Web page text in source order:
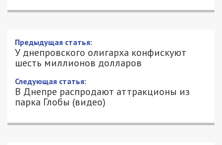
У днепровского олигарха конфискуют
шесть миллионов долларов
21/01/2022 - 15:14
ЕВГЕНТИЙ ГОЛЬДМАН - СПЕЦИАЛЬНО
ДЛЯ 49000.COM.UA
4229
Министерство юстиции США требует